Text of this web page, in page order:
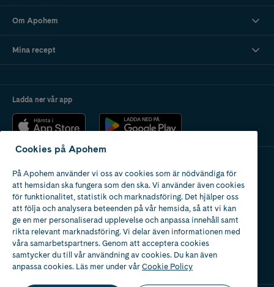
Om Apohem
Mina recept
Ladda ner vår app
Apotek med tillstånd
av Läkemedelsverket
Cookies på Apohem
På Apohem använder vi oss av cookies som är nödvändiga för
att hemsidan ska fungera som den ska. Vi använder även cookies
för funktionalitet, statistik och marknadsföring. Det hjälper oss
att följa och analysera beteenden på vår hemsida, så att vi kan
ge en mer personaliserad upplevelse och anpassa innehåll samt
rikta relevant marknadsföring. Vi delar även informationen med
våra samarbetspartners. Genom att acceptera cookies
samtycker du till vår användning av cookies. Du kan även
anpassa cookies. Läs mer under vårCookie Policy